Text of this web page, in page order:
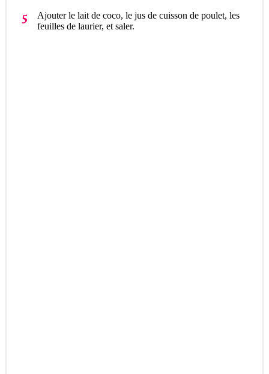
Ajouter le lait de coco, le jus de cuisson de poulet, les
feuilles de laurier, et saler.